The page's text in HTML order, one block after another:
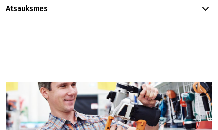
Atsauksmes